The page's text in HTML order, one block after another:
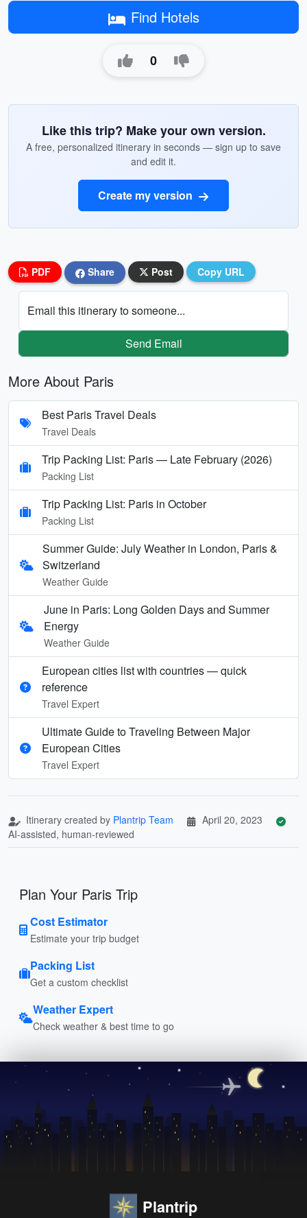
Find Hotels
0
Like this trip? Make your own version.
A free, personalized itinerary in seconds — sign up to save
and edit it.
Create my version
PDF Share Post Copy URL
Email this itinerary to someone...
Send Email
More About Paris
Best Paris Travel Deals
Travel Deals
Trip Packing List: Paris — Late February (2026)
Packing List
Trip Packing List: Paris in October
Packing List
Summer Guide: July Weather in London, Paris &
Switzerland
Weather Guide
June in Paris: Long Golden Days and Summer
Energy
Weather Guide
European cities list with countries — quick
reference
Travel Expert
Ultimate Guide to Traveling Between Major
European Cities
Travel Expert
Itinerary created by Plantrip Team
April 20, 2023
AI-assisted, human-reviewed
Plan Your Paris Trip
Cost Estimator
Estimate your trip budget
Packing List
Get a custom checklist
Weather Expert
Check weather & best time to go
Plantrip